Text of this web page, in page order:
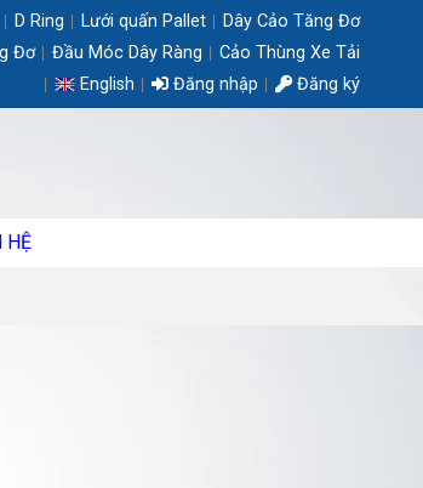
D Ring Lưới quấn Pallet
Dây Cảo Tăng Đơ
Đơ
Đầu Móc Dây Ràng
Cảo Thùng Xe Tải
English
Đăng nhập Đăng ký
HỆ